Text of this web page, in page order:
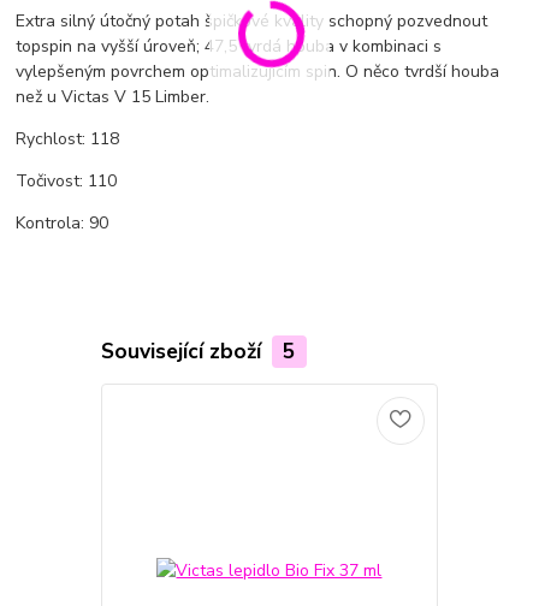
Extra silný útočný potah špičkové kvality schopný pozvednout
topspin na vyšší úroveň; 47,5 tvrdá houba v kombinaci s
vylepšeným povrchem optimalizujícím spin. O něco tvrdší houba
než u Victas V 15 Limber.
Rychlost: 118
Točivost: 110
Kontrola: 90
Související zboží 5